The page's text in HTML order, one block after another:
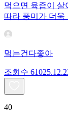
먹으면 육즙이 살
따라 풍미가 더욱
먹는건다좋아
조회수 610
40